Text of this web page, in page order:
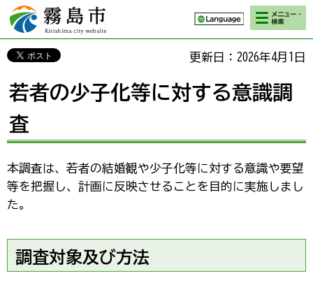
霧島市 Kirishima
city website
検索・メニ
ュー
更新日：2026年4月1日
若者の少子化等に対する意識調
査
本調査は、若者の結婚観や少子化等に対する意識や要望
等を把握し、計画に反映させることを目的に実施しまし
た。
調査対象及び方法